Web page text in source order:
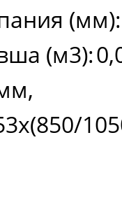
(мм):
(м3):